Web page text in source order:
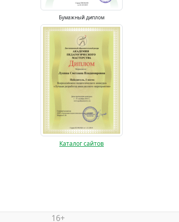
Бумажный диплом
Каталог сайтов
16+